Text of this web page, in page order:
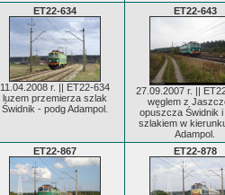
ET22-634
11.04.2008 r. || ET22-634
luzem przemierza szlak
Świdnik - podg Adampol.
ET22-643
27.09.2007 r. ||
węglem z
opuszcza Świdnik i
szlakiem w
Adampol.
ET22-867
ET22-878